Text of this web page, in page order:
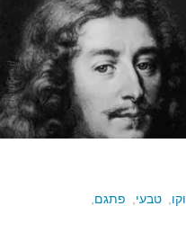
טבעי פתגם